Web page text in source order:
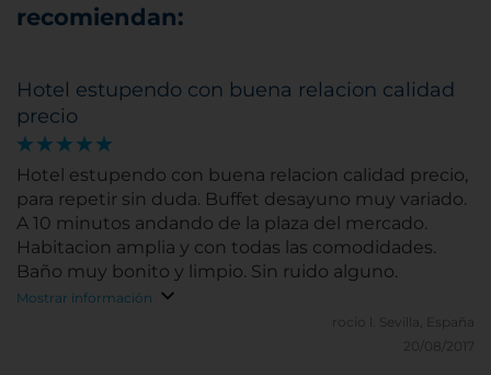
recomiendan:
Hotel estupendo con buena relacion calidad
precio
Hotel estupendo con buena relacion calidad precio,
para repetir sin duda. Buffet desayuno muy variado.
A 10 minutos andando de la plaza del mercado.
Habitacion amplia y con todas las comodidades.
Baño muy bonito y limpio. Sin ruido alguno.
Mostrar información
Sevilla, España
20/08/2017